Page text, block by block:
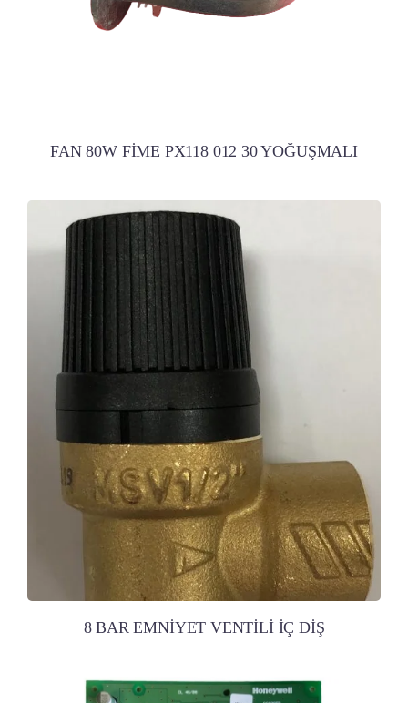
FAN 80W FİME PX118 012 30 YOĞUŞMALI
8 BAR EMNİYET VENTİLİ İÇ DİŞ